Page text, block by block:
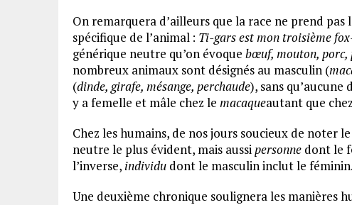
On remarquera d’ailleurs que la race ne prend
spécifique de l’animal : Ti-gars est mon troisième
générique neutre qu’on évoque bœuf, mouton, porc,
nombreux animaux sont désignés au masculin (
(dinde, girafe, mésange, perchaude), sans
y a femelle et mâle chez le macaqueautant que
Chez les humains, de nos jours soucieux de noter
neutre le plus évident, mais aussipersonne dont le
l’inverse, individu dont le masculin inclut le féminin.
Une deuxième chronique soulignera les manières